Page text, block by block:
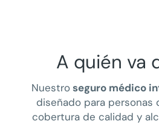
A quién va
Nuestroseguro médico
diseñado para personas
cobertura de calidad y